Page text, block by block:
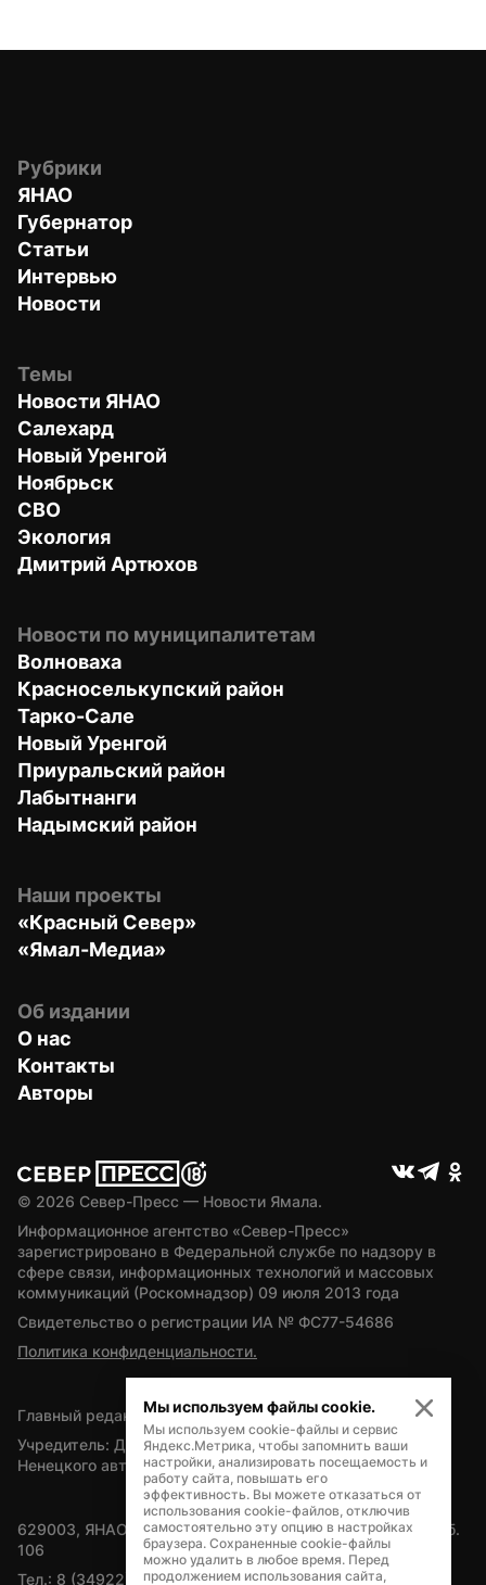
Рубрики
ЯНАО
Губернатор
Статьи
Интервью
Новости
Темы
Новости ЯНАО
Салехард
Новый Уренгой
Ноябрьск
СВО
Экология
Дмитрий Артюхов
Новости по муниципалитетам
Волноваха
Красноселькупский район
Тарко-Сале
Новый Уренгой
Приуральский район
Лабытнанги
Надымский район
Наши проекты
«Красный Север»
«Ямал-Медиа»
Об издании
О нас
Контакты
Авторы
© 2026 Север-Пресс — Новости Ямала.
Информационное агентство «Север-Пресс»
зарегистрировано в Федеральной службе по надзору в
сфере связи, информационных технологий и массовых
коммуникаций (Роскомнадзор) 09 июля 2013 года
Свидетельство о регистрации ИА № ФС77-54686
Политика конфиденциальности.
Главный редактор — А.Л. Поздеев
Учредитель: Департамент внутренней политики Ямало-
Ненецкого автономного округа
629003, ЯНАО, Салехард, мкр. Богдана Кнунянца, д.1, каб.
106
Тел.: 8 (34922) 71262
Мы используем файлы cookie.
Мы используем cookie-файлы и сервис
Яндекс.Метрика, чтобы запомнить ваши
настройки, анализировать посещаемость и
работу сайта, повышать его
эффективность. Вы можете отказаться от
использования cookie-файлов, отключив
самостоятельно эту опцию в настройках
браузера. Сохраненные cookie-файлы
можно удалить в любое время. Перед
продолжением использования сайта,